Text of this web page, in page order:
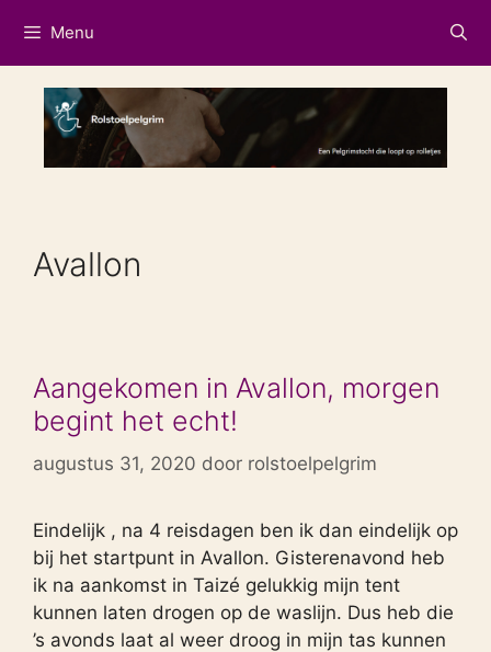
naar
de
inhoud
Menu
Avallon
Aangekomen in Avallon, morgen
begint het echt!
augustus 31, 2020 door rolstoelpelgrim
Eindelijk , na 4 reisdagen ben ik dan eindelijk op
bij het startpunt in Avallon. Gisterenavond heb
ik na aankomst in Taizé gelukkig mijn tent
kunnen laten drogen op de waslijn. Dus heb die
’s avonds laat al weer droog in mijn tas kunnen